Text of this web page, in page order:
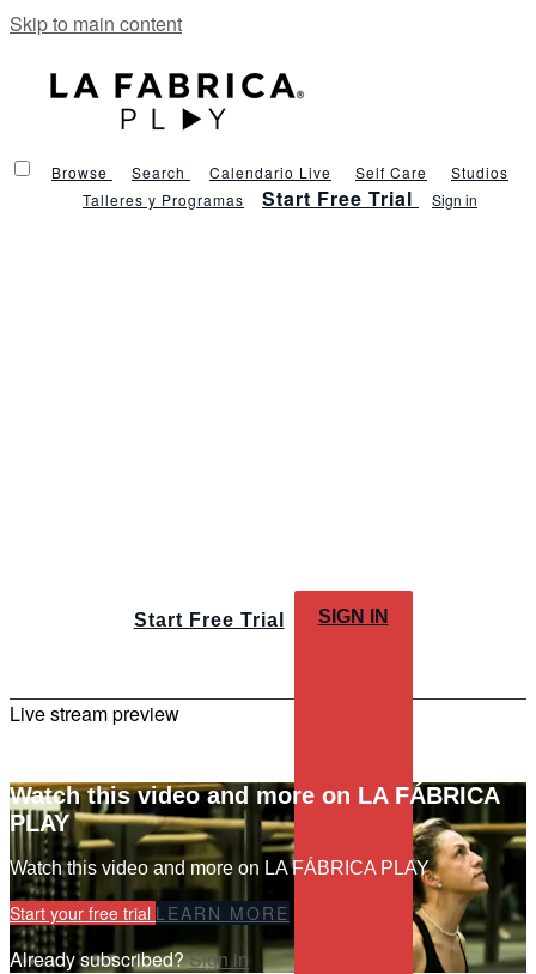
Skip to main content
Browse Search Calendario Live Self Care
Studios
Talleres y Programas
Start Free Trial Sign in
Start Free Trial SIGN IN
Live stream preview
Watch this video and more on LA FÁBRICA
PLAY
Watch this video and more on LA FÁBRICA PLAY
Start your free trial LEARN MORE
Already subscribed?Sign in